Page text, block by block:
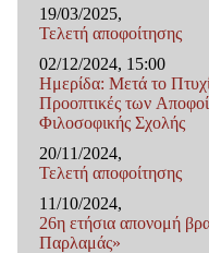
19/03/2025,
Τελετή αποφοίτησης
02/12/2024, 15:00
Ημερίδα: Μετά το
Προοπτικές των
Φιλοσοφικής Σχολής
20/11/2024,
Τελετή αποφοίτησης
11/10/2024,
26η ετήσια απονομή
Παρλαμάς»